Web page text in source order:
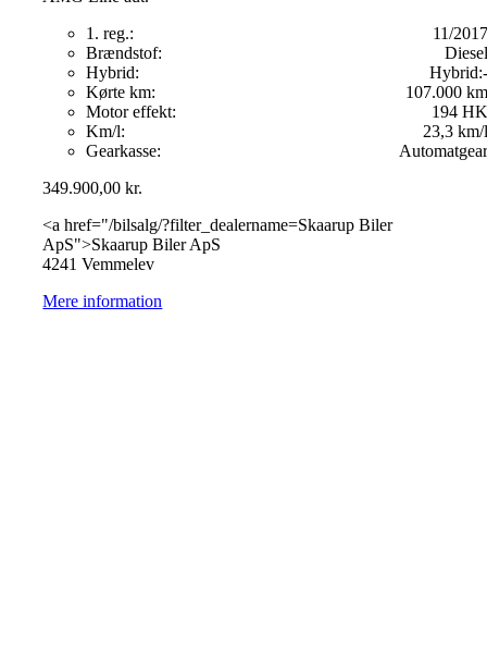
1. reg.:
11/2017
Brændstof:
Diesel
Hybrid:
Hybrid:-
Kørte km:
107.000 km
Motor effekt:
194 HK
Km/l:
23,3 km/l
Gearkasse:
Automatgear
349.900,00kr.
<a href="/bilsalg/?filter_dealername=Skaarup Biler
ApS">Skaarup Biler ApS
4241 Vemmelev
Mere information